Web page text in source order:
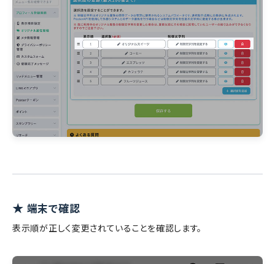
★ 端末で確認
表示順が正しく変更されていることを確認します。